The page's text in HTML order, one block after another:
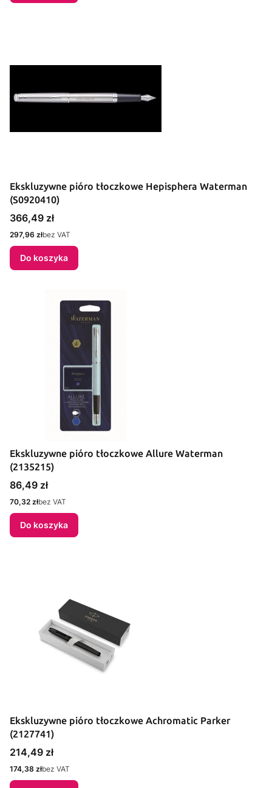
Ekskluzywne pióro tłoczkowe Hepisphera Waterman
(S0920410)
Cena
366,49 zł
Cena
297,96 złbez VAT
Do koszyka
Ekskluzywne pióro tłoczkowe Allure Waterman
(2135215)
Cena
86,49 zł
Cena
70,32 złbez VAT
Do koszyka
Ekskluzywne pióro tłoczkowe Achromatic Parker
(2127741)
Cena
214,49 zł
Cena
174,38 złbez VAT